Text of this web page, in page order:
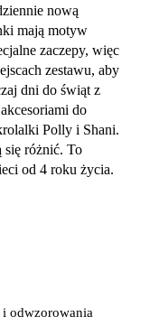
nową
mają motyw
zaczepy, więc
zestawu, aby
dni do świąt z
do
Polly i Shani.
się różnić. To
od 4 roku życia.
odwzorowania